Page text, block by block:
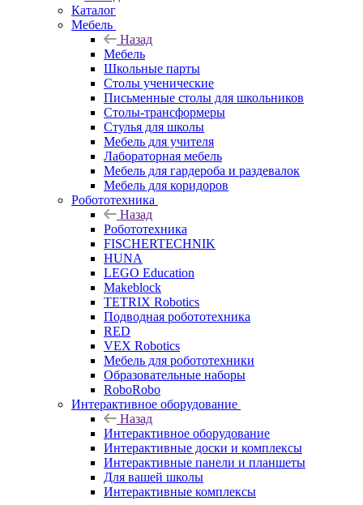
Каталог
Мебель
Назад
Мебель
Школьные парты
Столы ученические
Письменные столы для школьников
Столы-трансформеры
Стулья для школы
Мебель для учителя
Лабораторная мебель
Мебель для гардероба и раздевалок
Мебель для коридоров
Робототехника
Назад
Робототехника
FISCHERTECHNIK
HUNA
LEGO Education
Makeblock
TETRIX Robotics
Подводная робототехника
RED
VEX Robotics
Мебель для робототехники
Образовательные наборы
RoboRobo
Интерактивное оборудование
Назад
Интерактивное оборудование
Интерактивные доски и комплексы
Интерактивные панели и планшеты
Для вашей школы
Интерактивные комплексы